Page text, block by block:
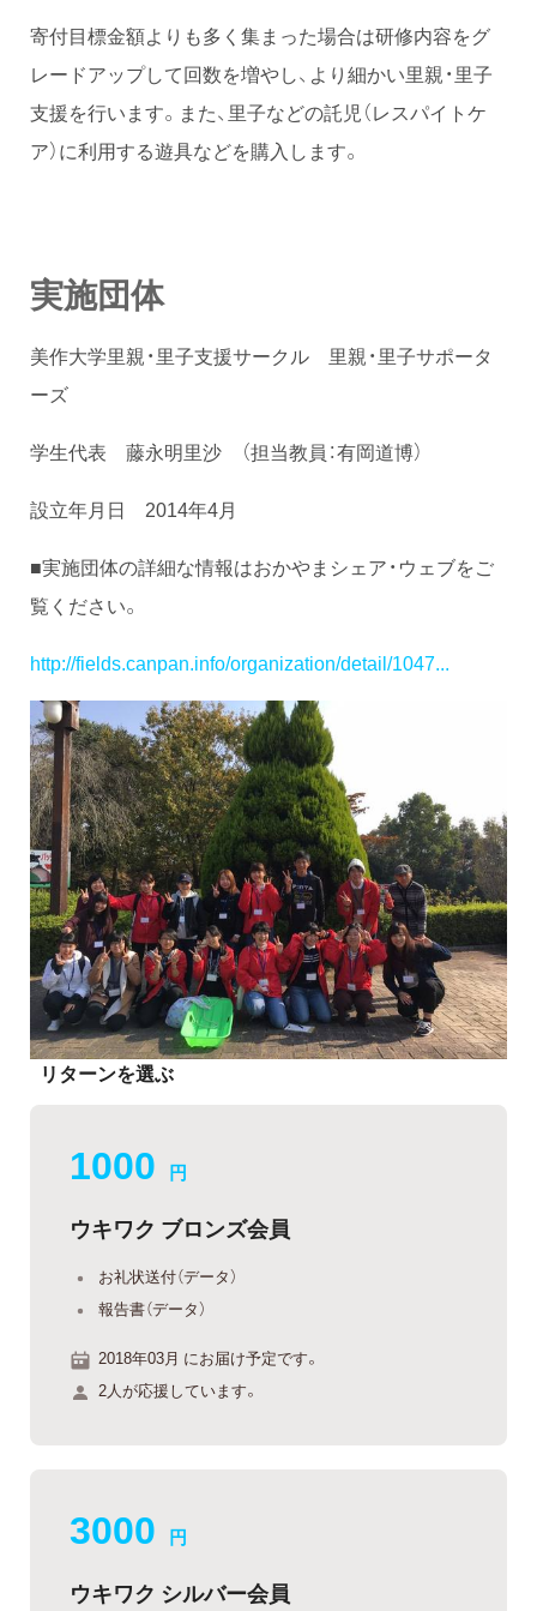
寄付目標金額よりも多く集まった場合は研修内容をグ
レードアップして回数を増やし、より細かい里親・里子
支援を行います。また、里子などの託児（レスパイトケ
ア）に利用する遊具などを購入します。
実施団体
美作大学里親・里子支援サークル 里親・里子サポータ
ーズ
学生代表 藤永明里沙 （担当教員：有岡道博）
設立年月日 2014年4月
■実施団体の詳細な情報はおかやまシェア・ウェブをご
覧ください。
http://fields.canpan.info/organization/detail/1047...
リターンを選ぶ
1000 円
ウキワク ブロンズ会員
お礼状送付（データ）
報告書（データ）
2018年03月 にお届け予定です。
2人が応援しています。
3000 円
ウキワク シルバー会員